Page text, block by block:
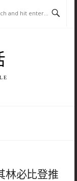
林必比登推